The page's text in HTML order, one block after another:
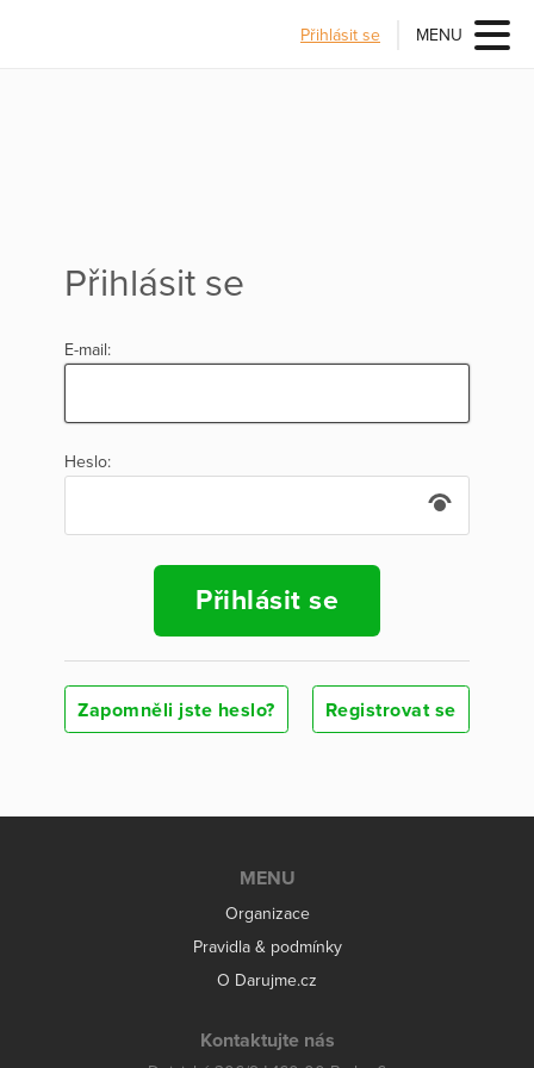
Přihlásit se MENU
Přihlásit se
E-mail:
Heslo:
Přihlásit se
Zapomněli jste heslo? Registrovat se
MENU
Organizace
Pravidla & podmínky
O Darujme.cz
Kontaktujte nás